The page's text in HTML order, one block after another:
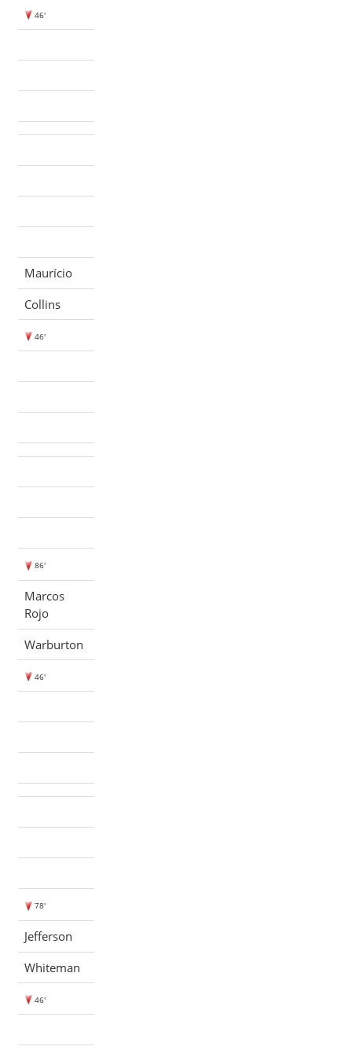
46'
Maurício
Collins
46'
86'
Marcos
Rojo
Warburton
46'
78'
Jefferson
Whiteman
46'